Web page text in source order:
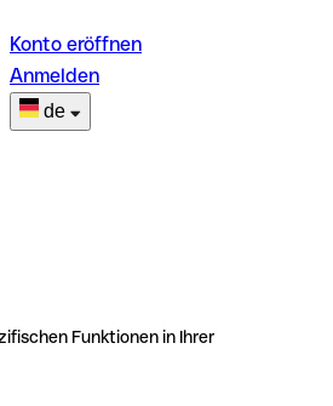
Konto eröffnen
Anmelden
de
Funktionen in Ihrer